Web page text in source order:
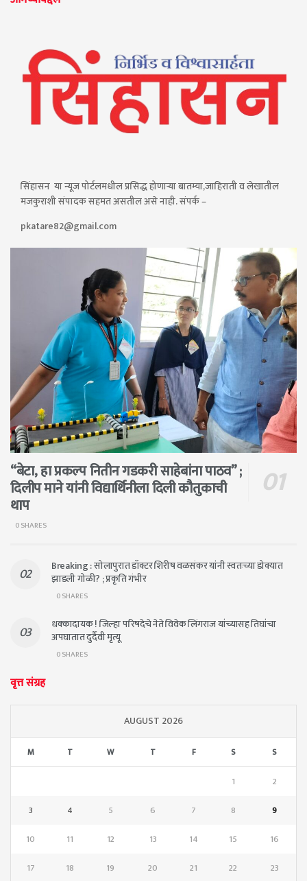
सिंहासन या न्यूज पोर्टलमधील प्रसिद्ध होणाऱ्या बातम्या,जाहिराती व लेखातील
मजकुराशी संपादक सहमत असतील असे नाही. संपर्क –
pkatare82@gmail.com
“बेटा, हा प्रकल्प नितीन गडकरी साहेबांना पाठव” ;
दिलीप माने यांनी विद्यार्थिनीला दिली कौतुकाची
थाप
0 SHARES
Breaking : सोलापुरात डॉक्टर शिरीष वळसंकर यांनी स्वतःच्या डोक्यात
झाडली गोळी? ; प्रकृति गंभीर
0 SHARES
धक्कादायक ! जिल्हा परिषदेचे नेते विवेक लिंगराज यांच्यासह तिघांचा
अपघातात दुर्दैवी मृत्यू
0 SHARES
वृत्त संग्रह
AUGUST 2026
M T W T F S S
1
2
3
4 5 6 7 8
9
10
11 12 13 14 15
16
17
18 19 20 21 22 23